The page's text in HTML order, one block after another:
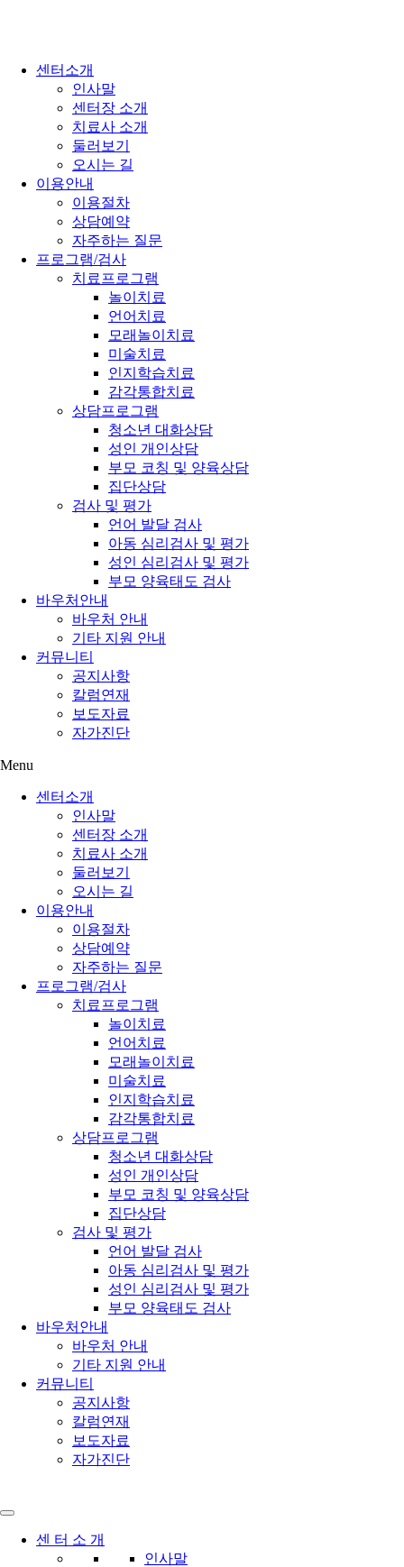
센터소개
인사말
센터장 소개
치료사 소개
둘러보기
오시는 길
이용안내
이용절차
상담예약
자주하는 질문
프로그램/검사
치료프로그램
놀이치료
언어치료
모래놀이치료
미술치료
인지학습치료
감각통합치료
상담프로그램
청소년 대화상담
성인 개인상담
부모 코칭 및 양육상담
집단상담
검사 및 평가
언어 발달 검사
아동 심리검사 및 평가
성인 심리검사 및 평가
부모 양육태도 검사
바우처안내
바우처 안내
기타 지원 안내
커뮤니티
공지사항
칼럼연재
보도자료
자가진단
Menu
센터소개
인사말
센터장 소개
치료사 소개
둘러보기
오시는 길
이용안내
이용절차
상담예약
자주하는 질문
프로그램/검사
치료프로그램
놀이치료
언어치료
모래놀이치료
미술치료
인지학습치료
감각통합치료
상담프로그램
청소년 대화상담
성인 개인상담
부모 코칭 및 양육상담
집단상담
검사 및 평가
언어 발달 검사
아동 심리검사 및 평가
성인 심리검사 및 평가
부모 양육태도 검사
바우처안내
바우처 안내
기타 지원 안내
커뮤니티
공지사항
칼럼연재
보도자료
자가진단
센 터 소 개
인사말